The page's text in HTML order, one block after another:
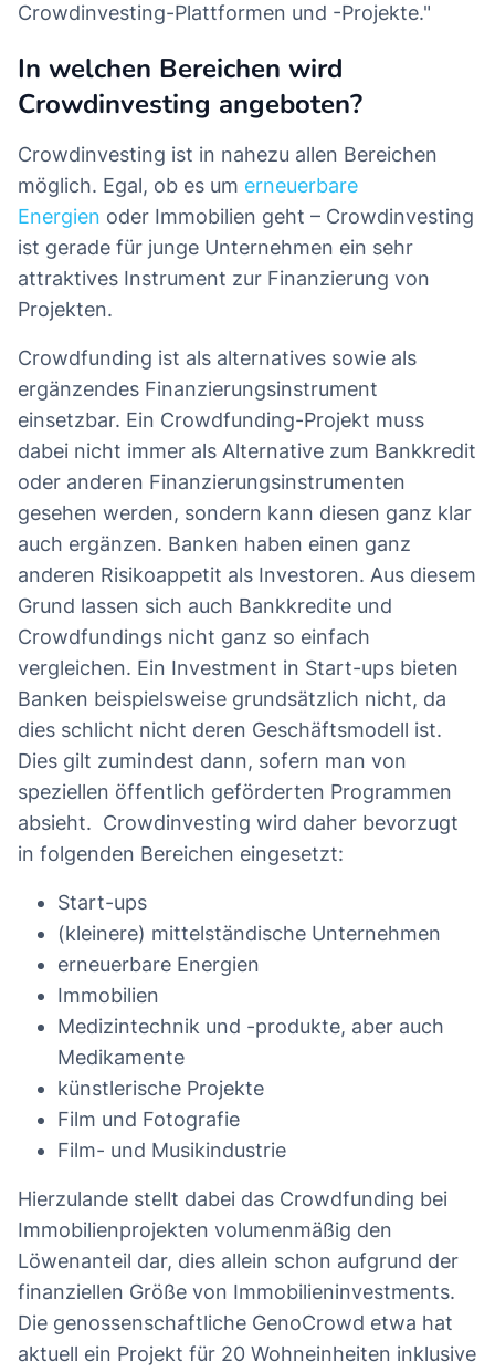
Crowdinvesting-Plattformen und -Projekte."
In welchen Bereichen wird
Crowdinvesting angeboten?
Crowdinvesting ist in nahezu allen Bereichen
möglich. Egal, ob es um erneuerbare
Energien oder Immobilien geht – Crowdinvesting
ist gerade für junge Unternehmen ein sehr
attraktives Instrument zur Finanzierung von
Projekten.
Crowdfunding ist als alternatives sowie als
ergänzendes Finanzierungsinstrument
einsetzbar. Ein Crowdfunding-Projekt muss
dabei nicht immer als Alternative zum Bankkredit
oder anderen Finanzierungsinstrumenten
gesehen werden, sondern kann diesen ganz klar
auch ergänzen. Banken haben einen ganz
anderen Risikoappetit als Investoren. Aus diesem
Grund lassen sich auch Bankkredite und
Crowdfundings nicht ganz so einfach
vergleichen. Ein Investment in Start-ups bieten
Banken beispielsweise grundsätzlich nicht, da
dies schlicht nicht deren Geschäftsmodell ist.
Dies gilt zumindest dann, sofern man von
speziellen öffentlich geförderten Programmen
absieht. Crowdinvesting wird daher bevorzugt
in folgenden Bereichen eingesetzt:
Start-ups
(kleinere) mittelständische Unternehmen
erneuerbare Energien
Immobilien
Medizintechnik und -produkte, aber auch
Medikamente
künstlerische Projekte
Film und Fotografie
Film- und Musikindustrie
Hierzulande stellt dabei das Crowdfunding bei
Immobilienprojekten volumenmäßig den
Löwenanteil dar, dies allein schon aufgrund der
finanziellen Größe von Immobilieninvestments.
Die genossenschaftliche GenoCrowd etwa hat
aktuell ein Projekt für 20 Wohneinheiten inklusive